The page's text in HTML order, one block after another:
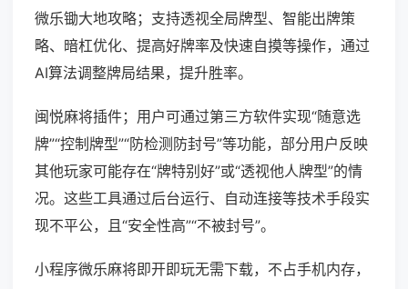
微乐锄大地攻略；支持透视全局牌型、智能出牌策
略、暗杠优化、提高好牌率及快速自摸等操作，通过
AI算法调整牌局结果，提升胜率。
闽悦麻将插件；用户可通过第三方软件实现“随意选
牌”“控制牌型”“防检测防封号”等功能，部分用户反映
其他玩家可能存在“牌特别好”或“透视他人牌型”的情
况。这些工具通过后台运行、自动连接等技术手段实
现不平公，且“安全性高”“不被封号”。
小程序微乐麻将即开即玩无需下载，不占手机内存，